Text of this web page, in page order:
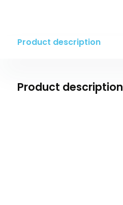
Product description
Product description